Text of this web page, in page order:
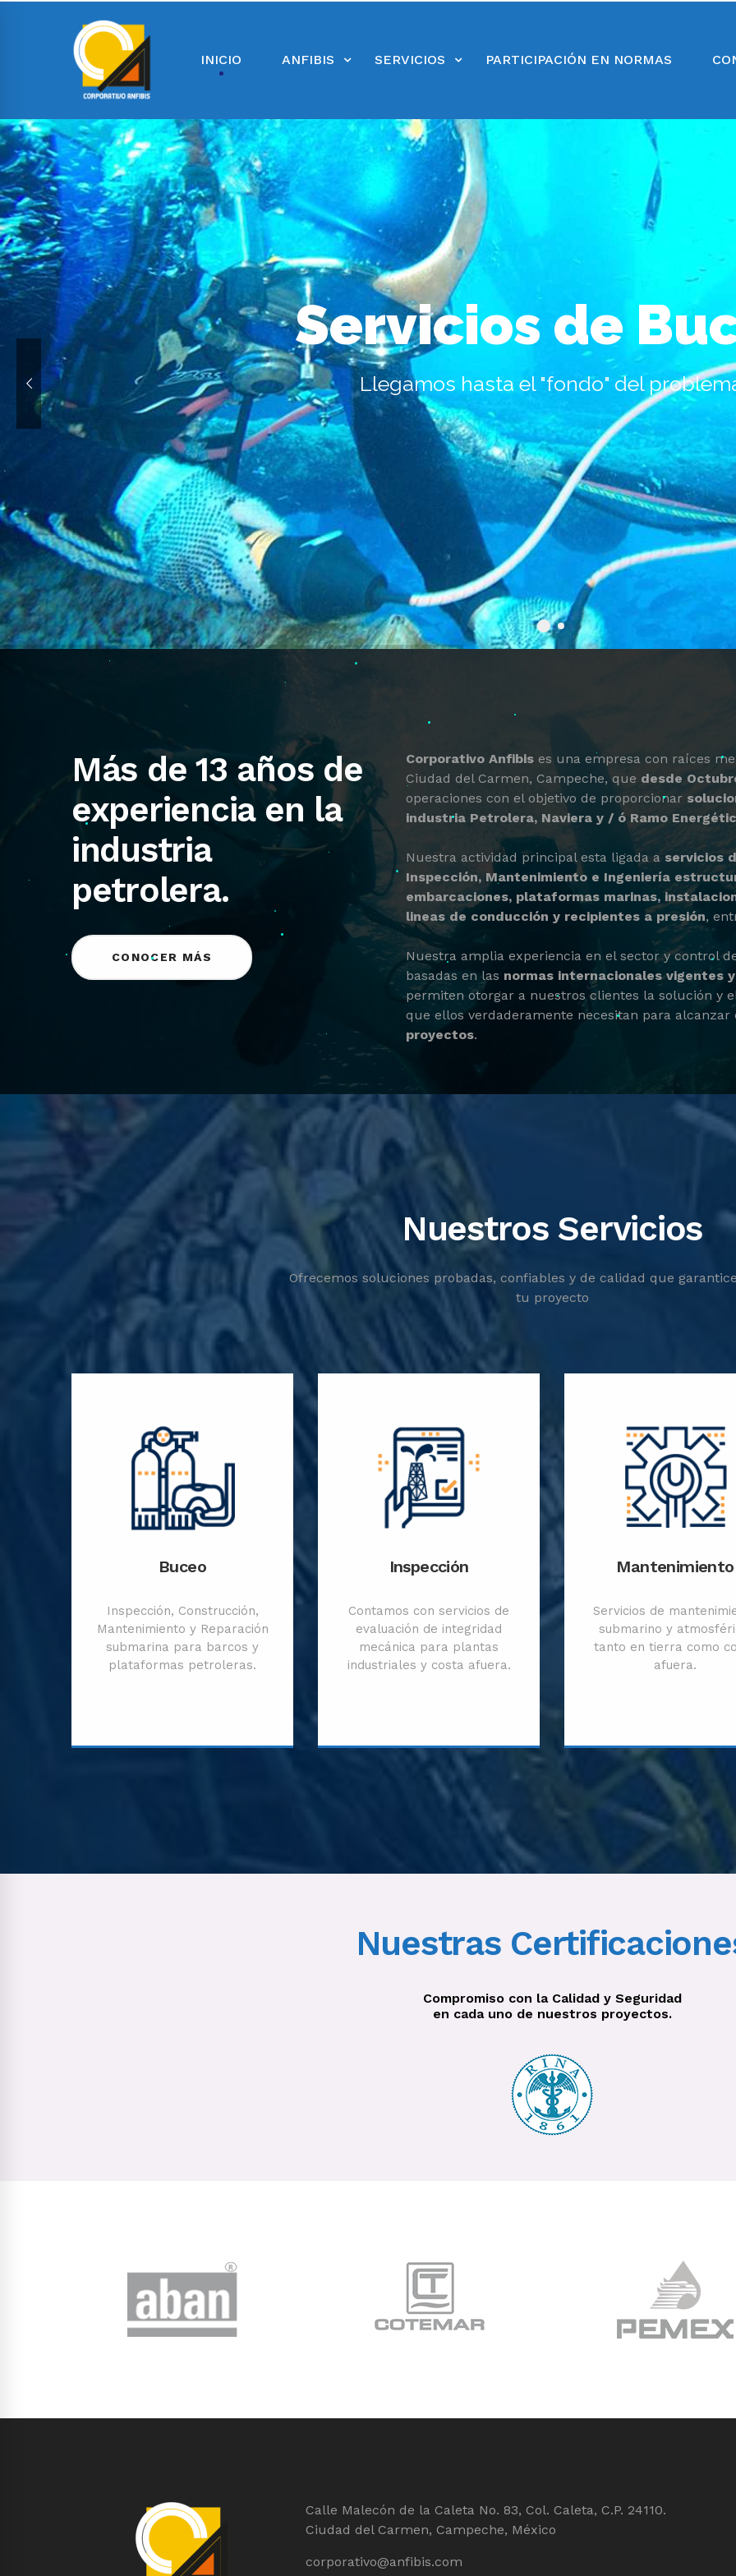
INICIO ANFIBIS SERVICIOS PARTICIPACIÓN EN NORMAS
Servicios de
Llegamos hasta el "fondo" del
Más de 13 años de
experiencia en la
industria
petrolera.
CONOCER MÁS
Corporativo Anfibises una empresa con raíces
Ciudad del Carmen, Campeche, que desde
operaciones con el objetivo de proporcionar
industria Petrolera, Naviera y / ó Ramo
Nuestra actividad principal esta ligada a servicios
Inspección, Mantenimiento e Ingeniería
embarcaciones, plataformas marinas,
lineas de conducción y recipientes a presión,
Nuestra amplia experiencia en el sector y control
basadas en las normas internacionales vigentes
permiten otorgar a nuestros clientes la solución y
que ellos verdaderamente necesitan para alcanzar
proyectos.
Nuestros Servicios
Ofrecemos soluciones probadas, confiables y de calidad que
tu proyecto
Buceo
Inspección, Construcción,
Mantenimiento y Reparación
submarina para barcos y
plataformas petroleras.
Inspección
Contamos con servicios de
evaluación de integridad
mecánica para plantas
industriales y costa afuera.
Mantenimiento
Servicios de
submarino y
tanto en tierra como
afuera.
Nuestras
Compromiso con la Calidad y Seguridad
en cada uno de nuestros proyectos.
Calle Malecón de la Caleta No. 83, Col. Caleta, C.P. 24110.
Ciudad del Carmen, Campeche, México
corporativo@anfibis.com